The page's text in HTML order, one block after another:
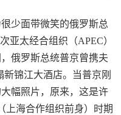
少面带微笑的俄罗斯总
亚太经合组织（APEC）
俄罗斯总统普京曾携夫
新锦江大酒店。当普京刚
幅照片，原来，这是许
上海合作组织前身）时期